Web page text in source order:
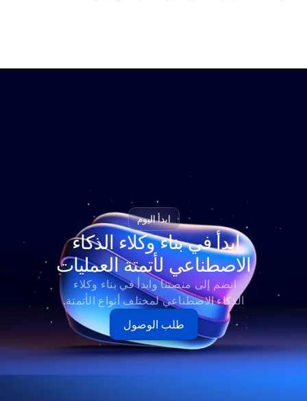
ابدأ اليوم
ابدأ في بناء وكلاء الذكاء
الاصطناعي لأتمتة العمليات
الذكاء الاصطناعي لمختلف أنواع الأتمتة.
طلب الوصول